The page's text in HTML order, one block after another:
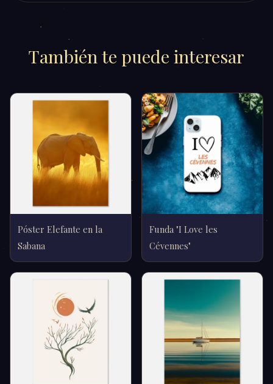
También te puede interesar
Póster Elefante en la
Sabana
Funda "I Love les
Cévennes"